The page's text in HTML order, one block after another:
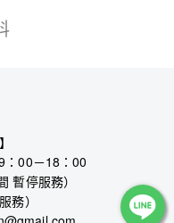
：00－18：00
暫停服務）
務）